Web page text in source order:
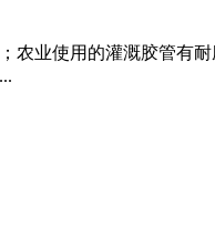
业使用的灌溉胶管有